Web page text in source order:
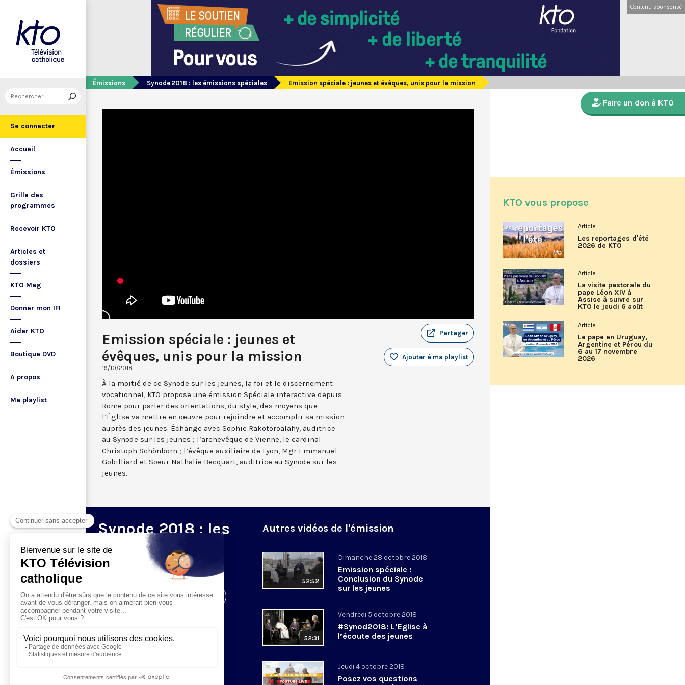
Se connecter
Accueil
Émissions
Grille des
programmes
Recevoir KTO
Articles et
dossiers
KTO Mag
Donner mon IFI
Aider KTO
Boutique DVD
A propos
Ma playlist
Contenu sponsorisé
Émissions Synode 2018 : les émissions spéciales Emission spéciale : jeunes et évêques, unis pour la mission
Emission spéciale : jeunes et
évêques, unis pour la mission
19/10/2018
Partager
Ajouter à ma playlist
À la moitié de ce Synode sur les jeunes, la foi et le discernement
vocationnel, KTO propose une émission Spéciale interactive depuis
Rome pour parler des orientations, du style, des moyens que
l’Église va mettre en oeuvre pour rejoindre et accomplir sa mission
auprès des jeunes. Échange avec Sophie Rakotoroalahy, auditrice
au Synode sur les jeunes ; l’archevêque de Vienne, le cardinal
Christoph Schönborn ; l’évêque auxiliaire de Lyon, Mgr Emmanuel
Gobilliard et Soeur Nathalie Becquart, auditrice au Synode sur les
jeunes.
Synode 2018 : les
émissions
spéciales
Visiter la page de l'émission
Autres vidéos de l'émission
52:52
Dimanche 28 octobre 2018
Emission spéciale :
Conclusion du Synode
sur les jeunes
52:31
Vendredi 5 octobre 2018
#Synod2018: L’Eglise à
l’écoute des jeunes
Jeudi 4 octobre 2018
Posez vos questions
Faire un don à KTO
KTO vous propose
Article
Les reportages d'été
2026 de KTO
Article
La visite pastorale du
pape Léon XIV à
Assise à suivre sur
KTO le jeudi 6 août
Article
Le pape en Uruguay,
Argentine et Pérou du
6 au 17 novembre
2026